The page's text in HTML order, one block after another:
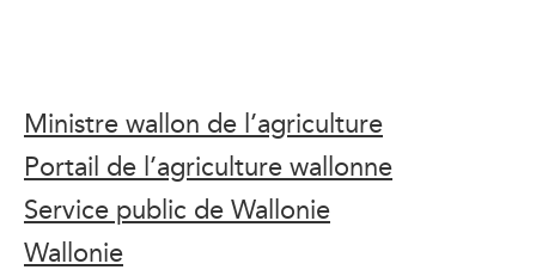
Ministre wallon de l’agriculture
Portail de l’agriculture wallonne
Service public de Wallonie
Wallonie